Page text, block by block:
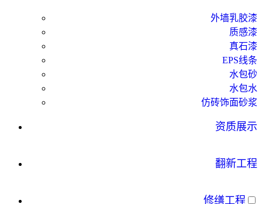
外墙乳胶漆
质感漆
真石漆
EPS线条
水包砂
水包水
仿砖饰面砂浆
资质展示
翻新工程
修缮工程